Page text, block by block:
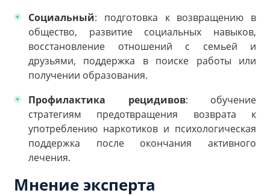
Социальный: подготовка к возвращению в
общество, развитие социальных навыков,
восстановление отношений с семьей и
друзьями, поддержка в поиске работы или
получении образования.
Профилактика рецидивов: обучение
стратегиям предотвращения возврата к
употреблению наркотиков и психологическая
поддержка после окончания активного
лечения.
Мнение эксперта